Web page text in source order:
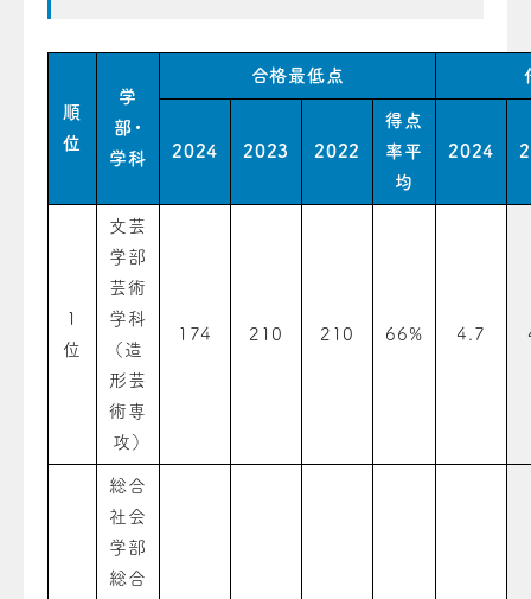
順
位
学
部・
学科
合格最低点
2024 2023 2022
得点
率平
均
2024
1
位
文芸
学部
芸術
学科
（造
形芸
術専
攻）
174 210 210 66% 4.7
総合
社会
学部
総合